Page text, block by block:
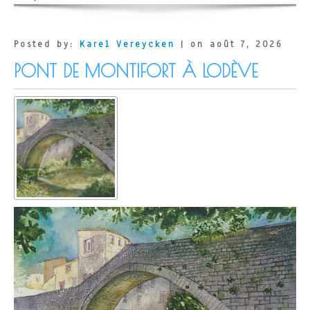
la
Posted by: Karel Vereycken | on août 7, 2026
PONT DE MONTIFORT À LODÈVE